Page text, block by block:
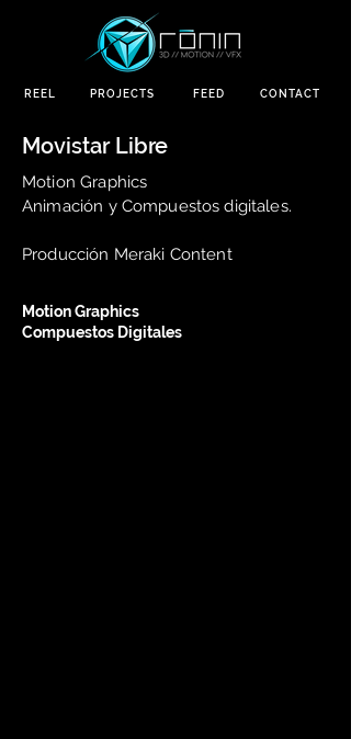
REEL PROJECTS FEED CONTACT
Movistar Libre
Motion Graphics
Animación y Compuestos digitales.
Producción Meraki Content
Motion Graphics
Compuestos Digitales